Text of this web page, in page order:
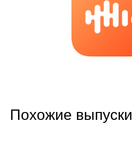
Похожие выпуски